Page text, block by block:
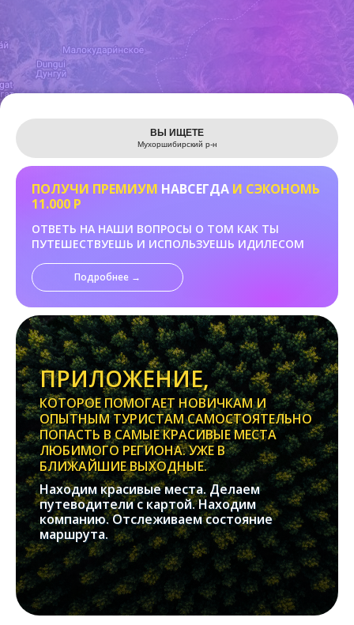
Leaflet
ВЫ ИЩЕТЕ
Мухоршибирский р-н
ПОЛУЧИ ПРЕМИУМ НАВСЕГДА И СЭКОНОМЬ
11.000 Р
ОТВЕТЬ НА НАШИ ВОПРОСЫ О ТОМ КАК ТЫ
ПУТЕШЕСТВУЕШЬ И ИСПОЛЬЗУЕШЬ ИДИЛЕСОМ
Подробнее →
ПРИЛОЖЕНИЕ,
КОТОРОЕ ПОМОГАЕТ НОВИЧКАМ И
ОПЫТНЫМ ТУРИСТАМ САМОСТОЯТЕЛЬНО
ПОПАСТЬ В САМЫЕ КРАСИВЫЕ МЕСТА
ЛЮБИМОГО РЕГИОНА. УЖЕ В
БЛИЖАЙШИЕ ВЫХОДНЫЕ.
Находим красивые места. Делаем
путеводители с картой. Находим
компанию. Отслеживаем состояние
маршрута.